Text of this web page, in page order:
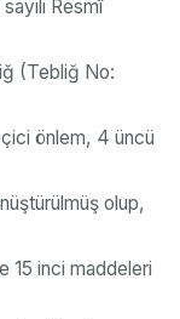
Resmî
(Tebliğ No:
önlem, 4 üncü
olup,
15 inci maddeleri